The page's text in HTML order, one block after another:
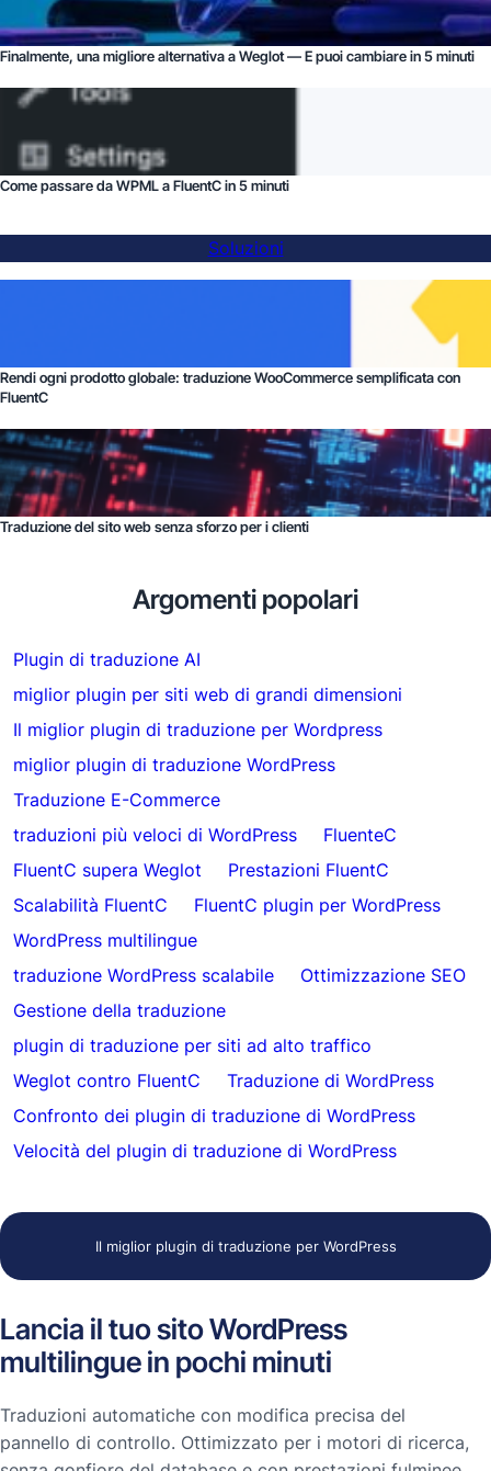
Finalmente, una migliore alternativa a Weglot — E puoi cambiare in 5 minuti
Come passare da WPML a FluentC in 5 minuti
Soluzioni
Rendi ogni prodotto globale: traduzione WooCommerce semplificata con
FluentC
Traduzione del sito web senza sforzo per i clienti
Argomenti popolari
Plugin di traduzione AI
miglior plugin per siti web di grandi dimensioni
Il miglior plugin di traduzione per Wordpress
miglior plugin di traduzione WordPress
Traduzione E-Commerce
traduzioni più veloci di WordPress
FluenteC
FluentC supera Weglot
Prestazioni FluentC
Scalabilità FluentC
FluentC plugin per WordPress
WordPress multilingue
traduzione WordPress scalabile
Ottimizzazione SEO
Gestione della traduzione
plugin di traduzione per siti ad alto traffico
Weglot contro FluentC
Traduzione di WordPress
Confronto dei plugin di traduzione di WordPress
Velocità del plugin di traduzione di WordPress
Il miglior plugin di traduzione per WordPress
Lancia il tuo sito WordPress
multilingue in pochi minuti
Traduzioni automatiche con modifica precisa del
pannello di controllo. Ottimizzato per i motori di ricerca,